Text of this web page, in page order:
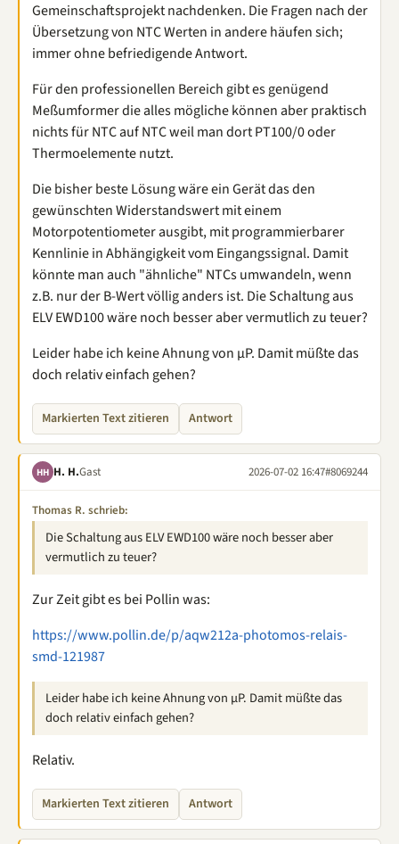
Gemeinschaftsprojekt nachdenken. Die Fragen nach der
Übersetzung von NTC Werten in andere häufen sich;
immer ohne befriedigende Antwort.
Für den professionellen Bereich gibt es genügend
Meßumformer die alles mögliche können aber praktisch
nichts für NTC auf NTC weil man dort PT100/0 oder
Thermoelemente nutzt.
Die bisher beste Lösung wäre ein Gerät das den
gewünschten Widerstandswert mit einem
Motorpotentiometer ausgibt, mit programmierbarer
Kennlinie in Abhängigkeit vom Eingangssignal. Damit
könnte man auch "ähnliche" NTCs umwandeln, wenn
z.B. nur der B-Wert völlig anders ist. Die Schaltung aus
ELV EWD100 wäre noch besser aber vermutlich zu teuer?
Leider habe ich keine Ahnung von µP. Damit müßte das
doch relativ einfach gehen?
Markierten Text zitieren Antwort
HH H. H.Gast 2026-07-02 16:47#8069244
Thomas R. schrieb:
Die Schaltung aus ELV EWD100 wäre noch besser aber
vermutlich zu teuer?
Zur Zeit gibt es bei Pollin was:
https://www.pollin.de/p/aqw212a-photomos-relais-
smd-121987
Leider habe ich keine Ahnung von µP. Damit müßte das
doch relativ einfach gehen?
Relativ.
Markierten Text zitieren Antwort